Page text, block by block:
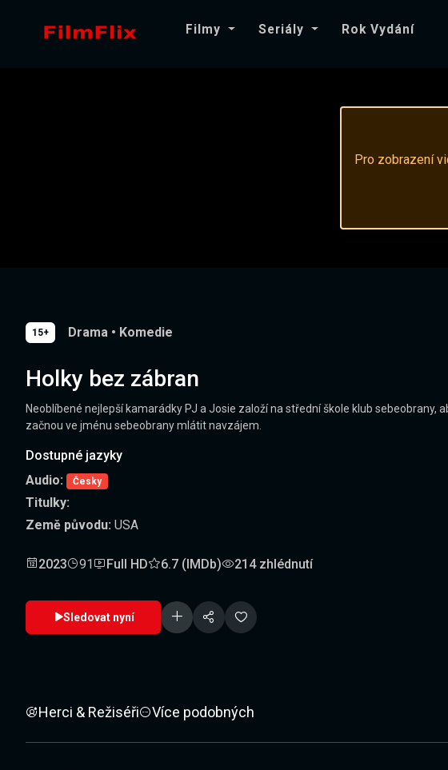
Filmy Seriály Rok Vydání
Pro zobrazení
15+ Drama • Komedie
Holky bez zábran
Neoblíbené nejlepší kamarádky PJ a Josie založí na střední škole klub
začnou ve jménu sebeobrany mlátit navzájem.
Dostupné jazyky
Audio:
Česky
Titulky:
Země původu: USA
2023 91 Full HD 6.7 (IMDb) 214 zhlédnutí
Sledovat nyní
Herci & Režiséři Více podobných